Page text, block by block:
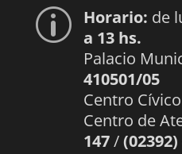
p Horario: de
a 13 hs.
Palacio
410501/05
Centro Cívico
Centro de
147/